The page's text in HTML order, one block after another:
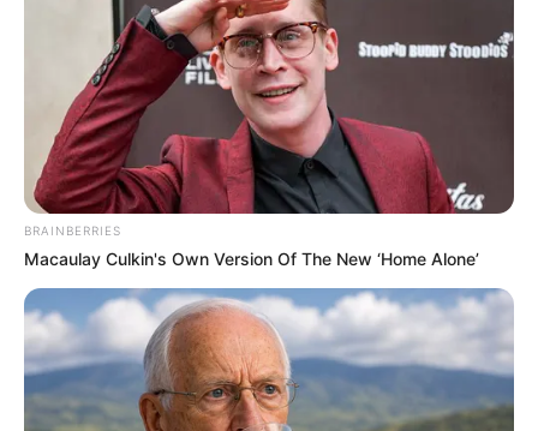
ขวัญที่มักจะมีนกแสกร่วมแสดงอยู่ด้วยในหลายๆ เรื่อง
BRAINBERRIES
Macaulay Culkin's Own Version Of The New ‘Home Alone’